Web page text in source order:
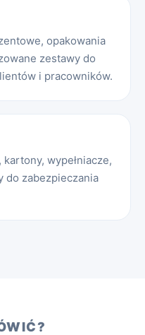
opakowania
zestawy do
i pracowników.
wypełniacze,
do zabezpieczania